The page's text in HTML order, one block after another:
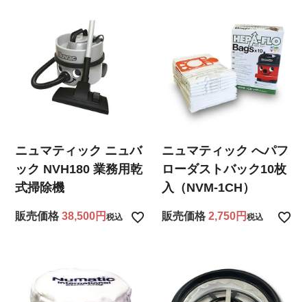
ニュマティック ニュバ
ック NVH180 業務用乾
式掃除機
販売価格 38,500 税込
ニュマティック へパフ
ローダストバック10枚
入（NVM-1CH）
販売価格 2,750 税込